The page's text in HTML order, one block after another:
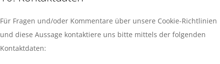
Für Fragen und/oder Kommentare über unsere Cookie-Richtlinien
und diese Aussage kontaktiere uns bitte mittels der folgenden
Kontaktdaten: